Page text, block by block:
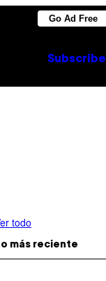
Go Ad Free
Subscribe
todo
más reciente